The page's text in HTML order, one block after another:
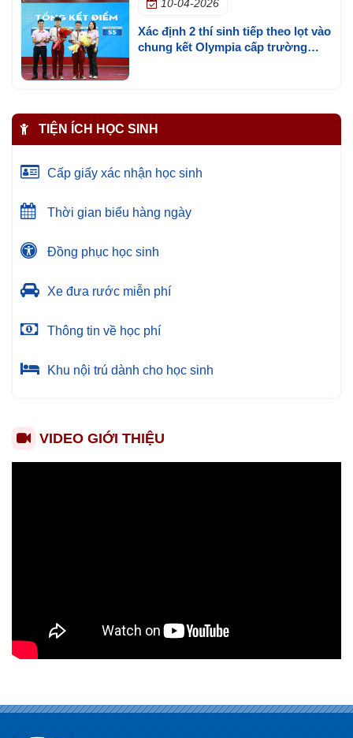
10-04-2026
Xác định 2 thí sinh tiếp theo lọt vào
chung kết Olympia cấp trường
TIỆN ÍCH HỌC SINH
Cấp giấy xác nhận học sinh
Thời gian biểu hàng ngày
Đồng phục học sinh
Xe đưa rước miễn phí
Thông tin về học phí
Khu nội trú dành cho học sinh
VIDEO GIỚI THIỆU